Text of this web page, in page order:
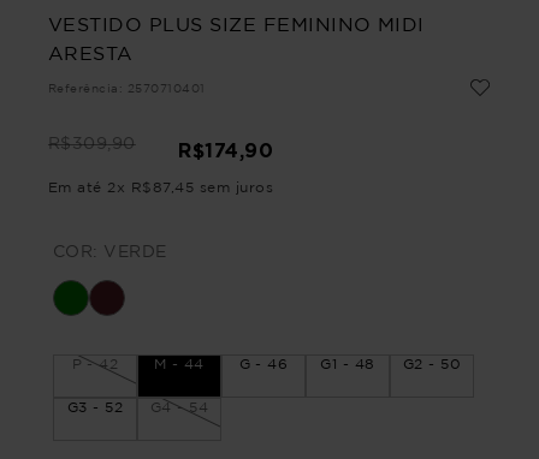
VESTIDO PLUS SIZE FEMININO MIDI
ARESTA
Referência : 2570710401
R$309,90 R$174,90
Em até 2 x R$ 87, 45 sem juros
COR: VERDE
P - 42 M - 44 G - 46 G1 - 48 G2 - 50
G3 - 52 G4 - 54